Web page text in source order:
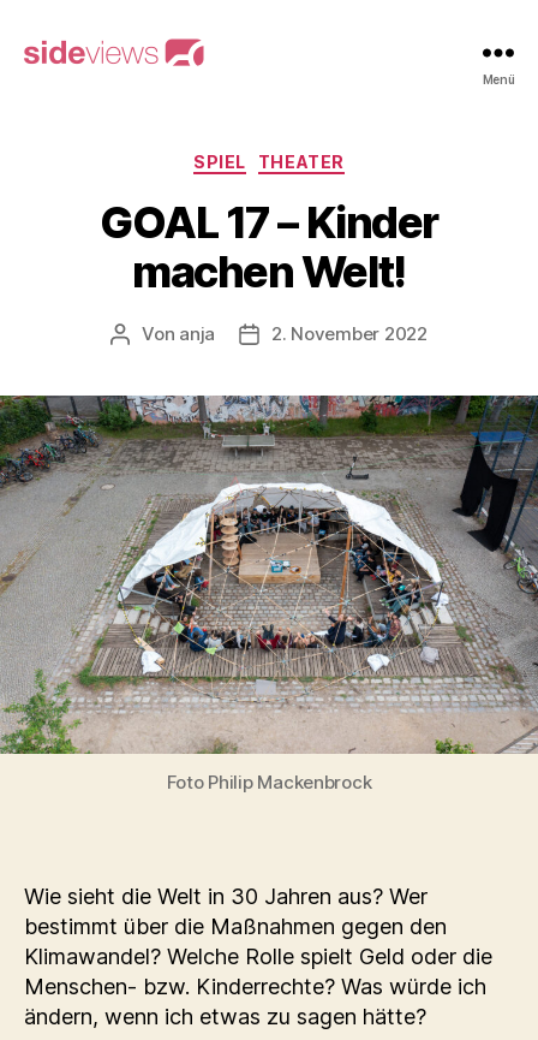
Menü
Kategorien
SPIEL THEATER
GOAL 17 – Kinder
machen Welt!
Beitragsautor
Von anja Beitragsdatum
2. November 2022
Foto Philip Mackenbrock
Wie sieht die Welt in 30 Jahren aus? Wer
bestimmt über die Maßnahmen gegen den
Klimawandel? Welche Rolle spielt Geld oder die
Menschen- bzw. Kinderrechte? Was würde ich
ändern, wenn ich etwas zu sagen hätte?